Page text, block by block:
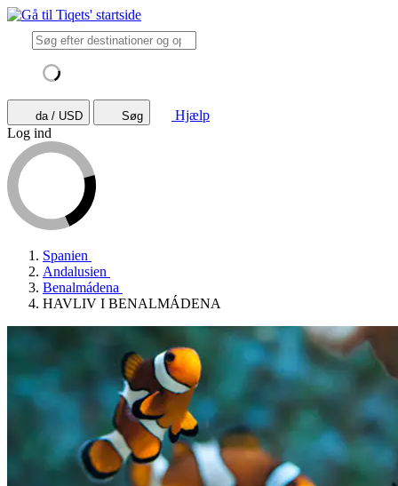
da / USD Søg
Hjælp
Log ind
Spanien
Andalusien
Benalmádena
HAVLIV I BENALMÁDENA